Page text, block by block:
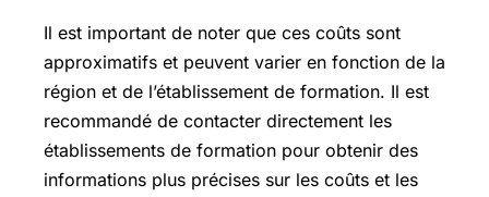
Il est important de noter que ces coûts sont
approximatifs et peuvent varier en fonction de la
région et de l’établissement de formation. Il est
recommandé de contacter directement les
établissements de formation pour obtenir des
informations plus précises sur les coûts et les